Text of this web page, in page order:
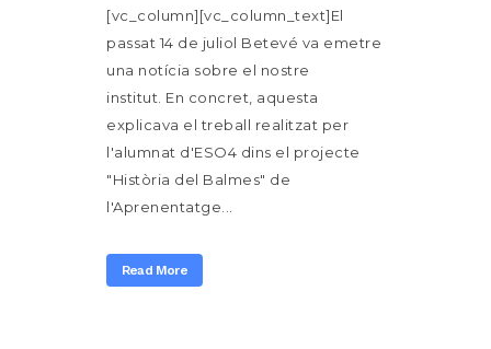
[vc_column][vc_column_text]El
passat 14 de juliol Betevé va emetre
una notícia sobre el nostre
institut. En concret, aquesta
explicava el treball realitzat per
l'alumnat d'ESO4 dins el projecte
"Història del Balmes" de
l'Aprenentatge...
Read More